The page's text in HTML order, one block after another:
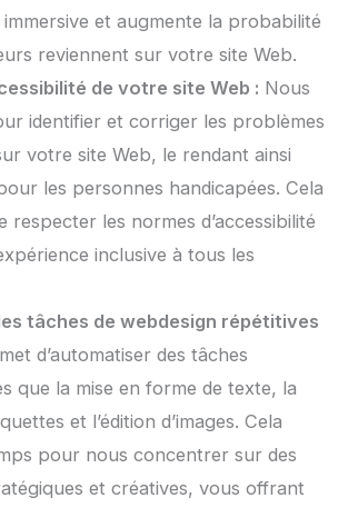
et augmente la probabilité
reviennent sur votre site Web.
de votre site Web : Nous
identifier et corriger les problèmes
votre site Web, le rendant ainsi
les personnes handicapées. Cela
respecter les normes d’accessibilité
inclusive à tous les
tâches de webdesign répétitives
d’automatiser des tâches
que la mise en forme de texte, la
et l’édition d’images. Cela
pour nous concentrer sur des
et créatives, vous offrant